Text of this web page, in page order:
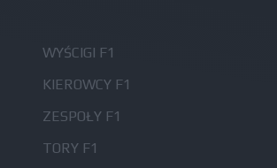
WYŚCIGI F1
KIEROWCY F1
ZESPOŁY F1
TORY F1